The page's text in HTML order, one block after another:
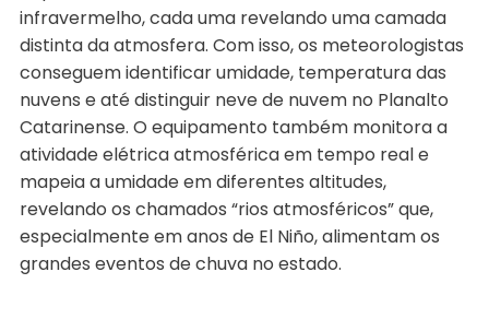
infravermelho, cada uma revelando uma camada
distinta da atmosfera. Com isso, os meteorologistas
conseguem identificar umidade, temperatura das
nuvens e até distinguir neve de nuvem no Planalto
Catarinense. O equipamento também monitora a
atividade elétrica atmosférica em tempo real e
mapeia a umidade em diferentes altitudes,
revelando os chamados “rios atmosféricos” que,
especialmente em anos de El Niño, alimentam os
grandes eventos de chuva no estado.